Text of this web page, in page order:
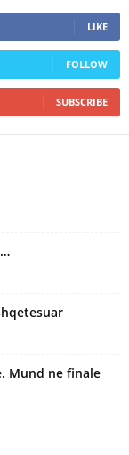
LIKE
FOLLOW
SUBSCRIBE
Mund ne finale